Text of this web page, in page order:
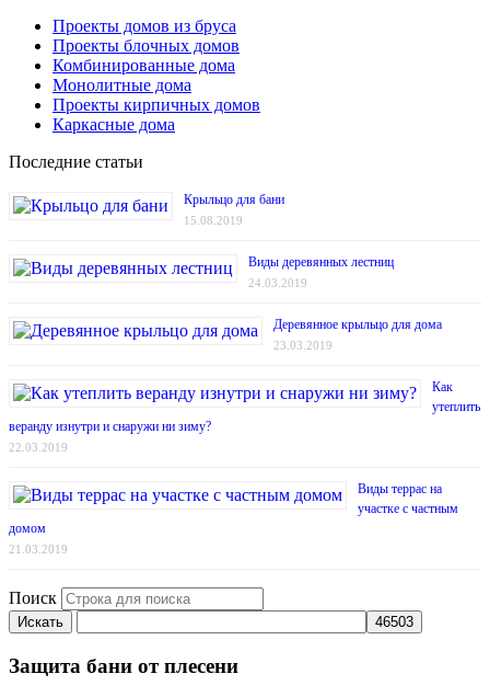
Проекты домов из бруса
Проекты блочных домов
Комбинированные дома
Монолитные дома
Проекты кирпичных домов
Каркасные дома
Последние статьи
Крыльцо для бани
15.08.2019
Виды деревянных лестниц
24.03.2019
Деревянное крыльцо для дома
23.03.2019
Как
утеплить
веранду изнутри и снаружи ни зиму?
22.03.2019
Виды террас на
участке с частным
домом
21.03.2019
Поиск
Искать
Защита бани от плесени